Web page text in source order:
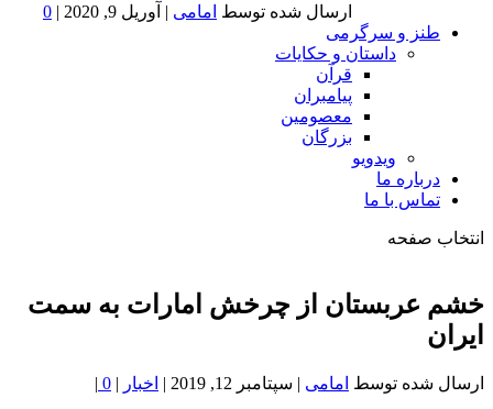
ارسال شده توسط امامی | آوریل 9, 2020 |
0
طنز و سرگرمی
داستان و حکایات
قرآن
پیامبران
معصومین
بزرگان
ویدویو
درباره ما
تماس با ما
انتخاب صفحه
خون
شمال
تهران
خشم عربستان از چرخش امارات به سمت
ایران
ارسال شده توسط امامی | سپتامبر 12, 2019 | اخبار |
0
|